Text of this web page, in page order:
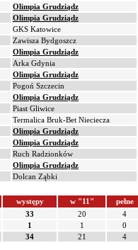
Olimpia Grudziądz
Olimpia Grudziądz
GKS Katowice
Zawisza Bydgoszcz
Olimpia Grudziądz
Arka Gdynia
Olimpia Grudziądz
Pogoń Szczecin
Olimpia Grudziądz
Piast Gliwice
Termalica Bruk-Bet Nieciecza
Olimpia Grudziądz
Olimpia Grudziądz
Ruch Radzionków
Olimpia Grudziądz
Dolcan Ząbki
występy w "11"
pełne
33 20
4
1 1
0
34 21 4